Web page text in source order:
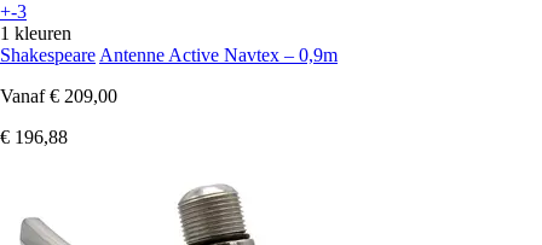
+-3
1 kleuren
Shakespeare Antenne Active Navtex – 0,9m
Vanaf € 209,00
€ 196,88